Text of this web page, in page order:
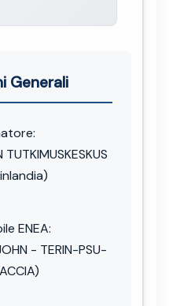
Generali
ENEA:
- TERIN-PSU-